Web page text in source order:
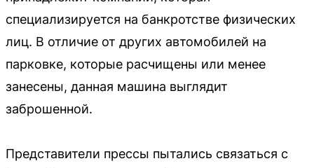
специализируется на банкротстве физических
лиц. В отличие от других автомобилей на
парковке, которые расчищены или менее
занесены, данная машина выглядит
заброшенной.
Представители прессы пытались связаться с